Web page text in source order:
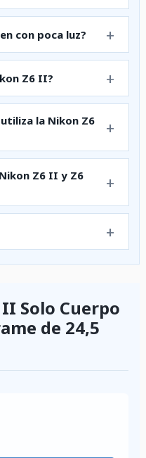
con poca luz?
Z6 II?
la Nikon Z6
Z6 II y Z6
Solo Cuerpo
de 24,5